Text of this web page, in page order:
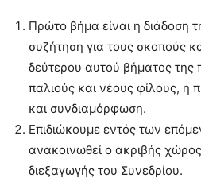
Πρώτο βήμα είναι η διάδοση
συζήτηση για τους σκοπούς
δεύτερου αυτού βήματος της
παλιούς και νέους φίλους, η
και συνδιαμόρφωση.
Επιδιώκουμε εντός των
ανακοινωθεί ο ακριβής
διεξαγωγής του Συνεδρίου.